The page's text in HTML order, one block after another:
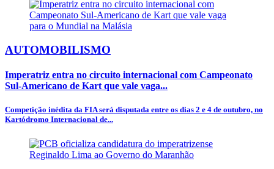
AUTOMOBILISMO
Imperatriz entra no circuito internacional com Campeonato
Sul-Americano de Kart que vale vaga...
Competição inédita da FIA será disputada entre os dias 2 e 4 de outubro, no
Kartódromo Internacional de...